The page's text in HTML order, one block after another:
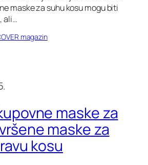
maske za suhu kosu mogu biti
ali…
magazin
maske za
maske za
kosu